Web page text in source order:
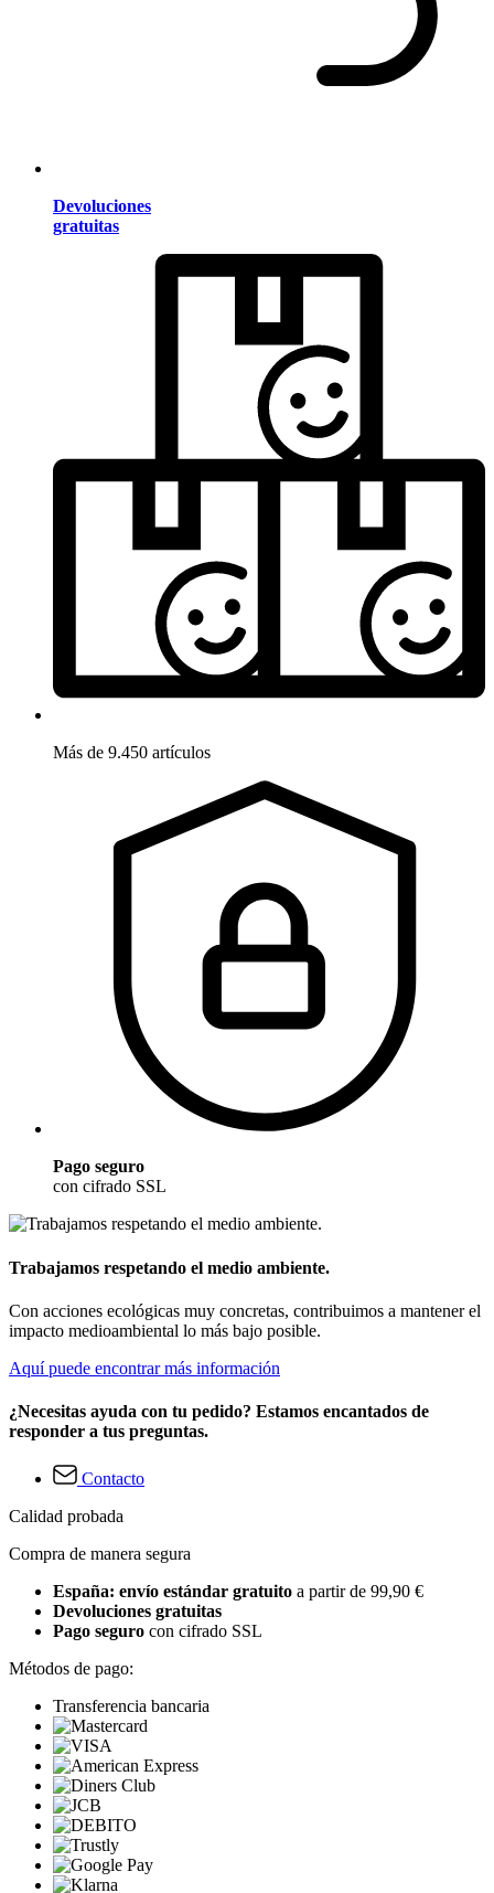
Devoluciones
gratuitas
Más de 9.450 artículos
Pago seguro
con cifrado SSL
Trabajamos respetando el medio ambiente.
Con acciones ecológicas muy concretas, contribuimos a mantener el
impacto medioambiental lo más bajo posible.
Aquí puede encontrar más información
¿Necesitas ayuda con tu pedido? Estamos encantados de
responder a tus preguntas.
Contacto
Calidad probada
Compra de manera segura
España: envío estándar gratuito a partir de 99,90 €
Devoluciones gratuitas
Pago seguro con cifrado SSL
Métodos de pago:
Transferencia bancaria